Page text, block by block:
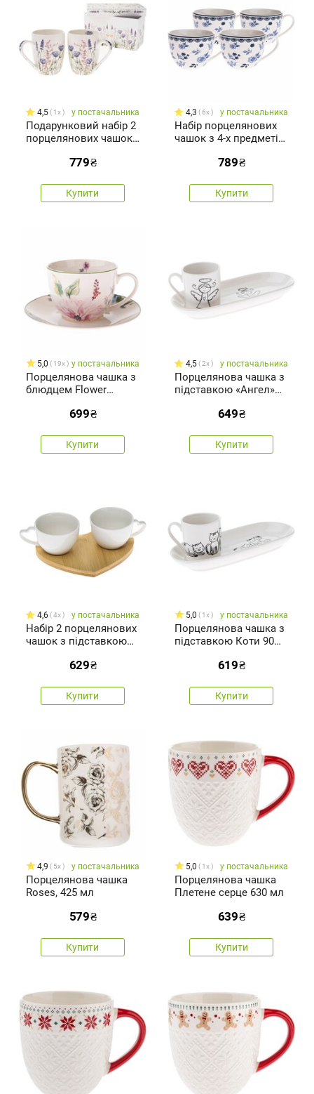
4,5 1x у постачальника
Подарунковий набір 2
порцелянових чашок
779₴
Купити
4,3 6x у постачальника
Набір порцелянових
чашок з 4-х предметів
789₴
Купити
5,0 19x у постачальника
Порцелянова чашка з
блюдцем Flower
699₴
Купити
4,5 2x у постачальника
Порцелянова чашка з
підставкою «Ангел»
649₴
Купити
4,6 4x у постачальника
Набір 2 порцелянових
чашок з підставкою
629₴
Купити
5,0 1x у постачальника
Порцелянова чашка з
підставкою Коти 90
619₴
Купити
4,9 5x у постачальника
Порцелянова чашка
Roses, 425 мл
579₴
Купити
5,0 1x у постачальника
Порцелянова чашка
Плетене серце 630 мл
639₴
Купити